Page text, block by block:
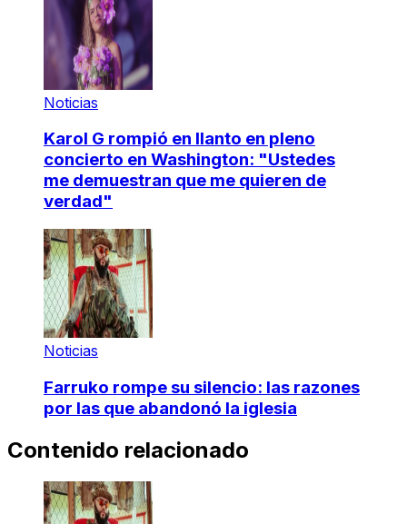
Noticias
Karol G rompió en llanto en pleno
concierto en Washington: "Ustedes
me demuestran que me quieren de
verdad"
Noticias
Farruko rompe su silencio: las razones
por las que abandonó la iglesia
Contenido relacionado